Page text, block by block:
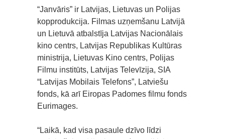
“Janvāris” ir Latvijas, Lietuvas un Polijas
kopprodukcija. Filmas uzņemšanu Latvijā
un Lietuvā atbalstīja Latvijas Nacionālais
kino centrs, Latvijas Republikas Kultūras
ministrija, Lietuvas Kino centrs, Polijas
Filmu institūts, Latvijas Televīzija, SIA
“Latvijas Mobilais Telefons”, Latviešu
fonds, kā arī Eiropas Padomes filmu fonds
Eurimages.
“Laikā, kad visa pasaule dzīvo līdzi